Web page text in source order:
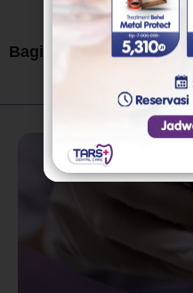
Bagikan artikel ini :